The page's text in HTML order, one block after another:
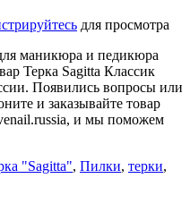
для просмотра
маникюра и педикюра
Терка Sagitta Классик
Появились вопросы или
и заказывайте товар
и мы поможем
"Sagitta", Пилки, терки,